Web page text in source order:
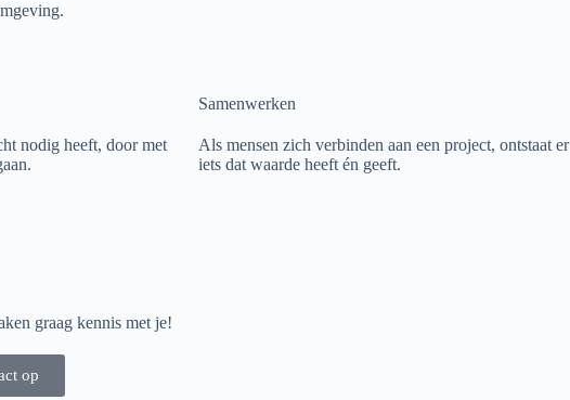
nodig heeft, door met
Samenwerken
Als mensen zich verbinden aan een project, ontstaat er
iets dat waarde heeft én geeft.
graag kennis met je!
op